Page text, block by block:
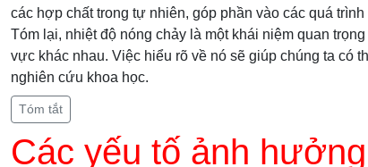
các hợp chất trong tự nhiên, góp phần vào các quá
Tóm lại, nhiệt độ nóng chảy là một khái niệm quan
vực khác nhau. Việc hiểu rõ về nó sẽ giúp chúng ta có
nghiên cứu khoa học.
Tóm tắt
Các yếu tố ảnh